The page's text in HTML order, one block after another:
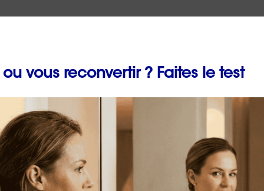
des ressources humaines”]
Prévenir les maladies
professionnelles en
un bilan de
avec ORIENTACTION
ou vous reconvertir ? Faites le test